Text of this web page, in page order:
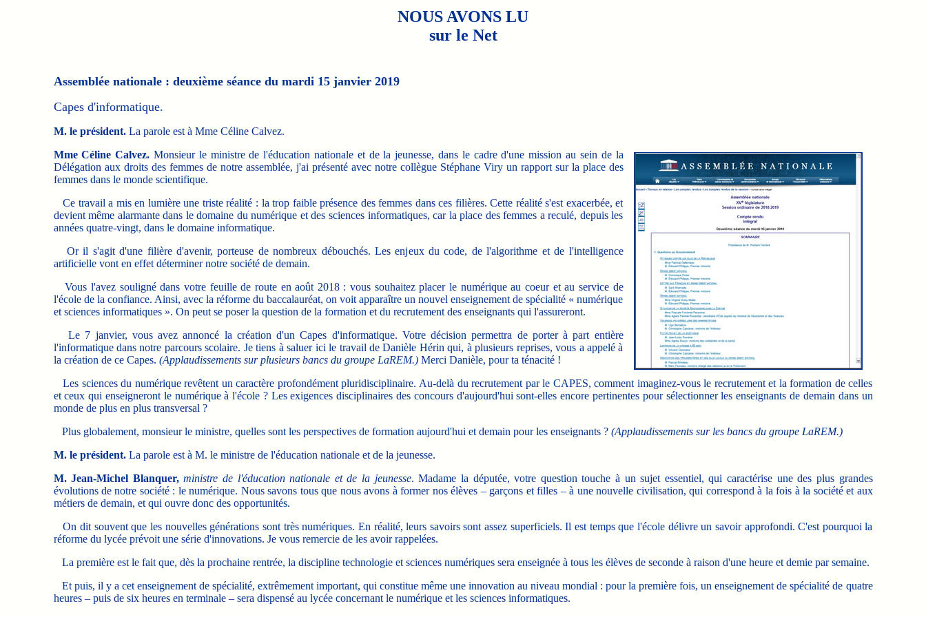
NOUS AVONS LU
sur le Net
Assemblée nationale : deuxième séance du mardi 15 janvier 2019
Capes d'informatique.
M. le président.La parole est à Mme Céline Calvez.
Mme Céline Calvez. Monsieur le ministre de l'éducation nationale et de la jeunesse, dans le cadre d'une mission au sein de la
Délégation aux droits des femmes de notre assemblée, j'ai présenté avec notre collègue Stéphane Viry un rapport sur la place des
femmes dans le monde scientifique.
Ce travail a mis en lumière une triste réalité : la trop faible présence des femmes dans ces filières. Cette réalité s'est exacerbée, et
devient même alarmante dans le domaine du numérique et des sciences informatiques, car la place des femmes a reculé, depuis les
années quatre-vingt, dans le domaine informatique.
Or il s'agit d'une filière d'avenir, porteuse de nombreux débouchés. Les enjeux du code, de l'algorithme et de l'intelligence
artificielle vont en effet déterminer notre société de demain.
Vous l'avez souligné dans votre feuille de route en août 2018 : vous souhaitez placer le numérique au coeur et au service de
l'école de la confiance. Ainsi, avec la réforme du baccalauréat, on voit apparaître un nouvel enseignement de spécialité « numérique
et sciences informatiques ». On peut se poser la question de la formation et du recrutement des enseignants qui l'assureront.
Le 7 janvier, vous avez annoncé la création d'un Capes d'informatique. Votre décision permettra de porter à part entière
l'informatique dans notre parcours scolaire. Je tiens à saluer ici le travail de Danièle Hérin qui, à plusieurs reprises, vous a appelé à
la création de ce Capes. (Applaudissements sur plusieurs bancs du groupe LaREM.)Merci Danièle, pour ta ténacité !
Les sciences du numérique revêtent un caractère profondément pluridisciplinaire. Au-delà du recrutement par le CAPES, comment imaginez-vous le recrutement et la formation de celles
et ceux qui enseigneront le numérique à l'école ? Les exigences disciplinaires des concours d'aujourd'hui sont-elles encore pertinentes pour sélectionner les enseignants de demain dans un
monde de plus en plus transversal ?
Plus globalement, monsieur le ministre, quelles sont les perspectives de formation aujourd'hui et demain pour les enseignants ? (Applaudissements sur les bancs du groupe LaREM.)
M. le président.La parole est à M. le ministre de l'éducation nationale et de la jeunesse.
M. Jean-Michel Blanquer, ministre de l'éducation nationale et de la jeunesse. Madame la députée, votre question touche à un sujet essentiel, qui caractérise une des plus grandes
évolutions de notre société : le numérique. Nous savons tous que nous avons à former nos élèves – garçons et filles – à une nouvelle civilisation, qui correspond à la fois à la société et aux
métiers de demain, et qui ouvre donc des opportunités.
On dit souvent que les nouvelles générations sont très numériques. En réalité, leurs savoirs sont assez superficiels. Il est temps que l'école délivre un savoir approfondi. C'est pourquoi la
réforme du lycée prévoit une série d'innovations. Je vous remercie de les avoir rappelées.
La première est le fait que, dès la prochaine rentrée, la discipline technologie et sciences numériques sera enseignée à tous les élèves de seconde à raison d'une heure et demie par semaine.
Et puis, il y a cet enseignement de spécialité, extrêmement important, qui constitue même une innovation au niveau mondial : pour la première fois, un enseignement de spécialité de quatre
heures – puis de six heures en terminale – sera dispensé au lycée concernant le numérique et les sciences informatiques.